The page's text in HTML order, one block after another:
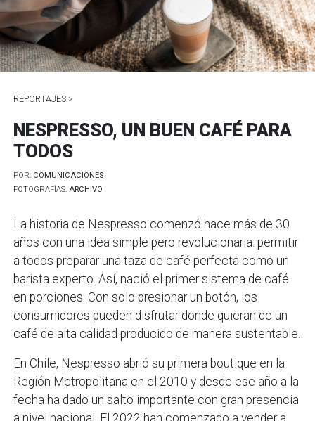
REPORTAJES >
NESPRESSO, UN BUEN CAFÉ PARA
TODOS
POR: COMUNICACIONES
FOTOGRAFÍAS:ARCHIVO
La historia de Nespresso comenzó hace más de 30
años con una idea simple pero revolucionaria: permitir
a todos preparar una taza de café perfecta como un
barista experto. Así, nació el primer sistema de café
en porciones. Con solo presionar un botón, los
consumidores pueden disfrutar donde quieran de un
café de alta calidad producido de manera sustentable.
En Chile, Nespresso abrió su primera boutique en la
Región Metropolitana en el 2010 y desde ese año a la
fecha ha dado un salto importante con gran presencia
a nivel nacional. El 2022 han comenzado a vender a